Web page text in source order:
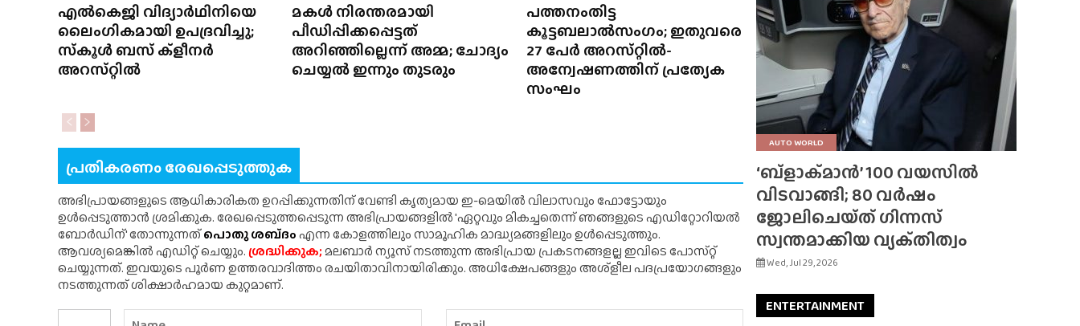
എൽകെജി വിദ്യാർഥിനിയെ
ലൈംഗികമായി ഉപദ്രവിച്ചു;
സ്‌കൂൾ ബസ് ക്ളീനർ
അറസ്‌റ്റിൽ
മകൾ നിരന്തരമായി
പീഡിപ്പിക്കപ്പെട്ടത്
അറിഞ്ഞില്ലെന്ന് അമ്മ; ചോദ്യം
ചെയ്യൽ ഇന്നും തുടരും
പത്തനംതിട്ട
കൂട്ടബലാൽസംഗം; ഇതുവരെ
27 പേർ അറസ്‌റ്റിൽ-
അന്വേഷണത്തിന് പ്രത്യേക
സംഘം
പ്രതികരണം രേഖപ്പെടുത്തുക
അഭിപ്രായങ്ങളുടെ ആധികാരികത ഉറപ്പിക്കുന്നതിന് വേണ്ടി കൃത്യമായ ഇ-മെയിൽ വിലാസവും ഫോട്ടോയും
ഉൾപ്പെടുത്താൻ ശ്രമിക്കുക. രേഖപ്പെടുത്തപ്പെടുന്ന അഭിപ്രായങ്ങളിൽ 'ഏറ്റവും മികച്ചതെന്ന് ഞങ്ങളുടെ എഡിറ്റോറിയൽ
ബോർഡിന്' തോന്നുന്നത്പൊതു ശബ്‌ദംഎന്ന കോളത്തിലും സാമൂഹിക മാദ്ധ്യമങ്ങളിലും ഉൾപ്പെടുത്തും.
ആവശ്യമെങ്കിൽ എഡിറ്റ് ചെയ്യും.ശ്രദ്ധിക്കുക;മലബാർ ന്യൂസ് നടത്തുന്ന അഭിപ്രായ പ്രകടനങ്ങളല്ല ഇവിടെ പോസ്‌റ്റ്
ചെയ്യുന്നത്. ഇവയുടെ പൂർണ ഉത്തരവാദിത്തം രചയിതാവിനായിരിക്കും. അധിക്ഷേപങ്ങളും അശ്‌ളീല പദപ്രയോഗങ്ങളും
നടത്തുന്നത് ശിക്ഷാർഹമായ കുറ്റമാണ്.
AUTO WORLD
‘ബ്‌ളാക്‌മാൻ’ 100 വയസിൽ
വിടവാങ്ങി; 80 വർഷം
ജോലിചെയ്‌ത്‌ ഗിന്നസ്
സ്വന്തമാക്കിയ വ്യക്‌തിത്വം
Wed, Jul 29, 2026
ENTERTAINMENT